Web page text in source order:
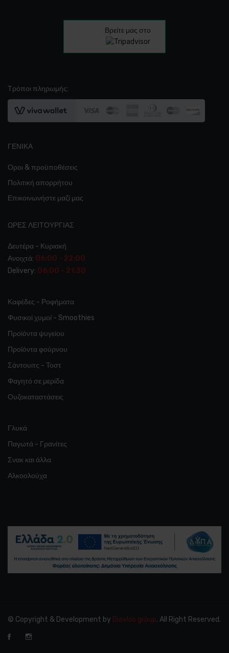
Βρείτε μας στο
Τρόποι πληρωμής:
ΓΕΝΙΚΆ
Οροι & προϋποθέσεις
Πολιτική απορρήτου
Επικοινωνήστε μαζί μας
ΩΡΕΣ ΛΕΙΤΟΥΡΓΊΑΣ
Δευτέρα - Κυριακή
Ανοιχτά: 06:00 - 22:00
Delivery: 06:00 - 21:30
Καφέδες - Ροφήματα
Φυσικοί χυμοί - Smoothies
Προϊόντα ψυγείου
Προϊόντα φούρνου
Σάντουιτς - Τοστ
Φαγητό σε μερίδα
Ουζοκαταστάσεις
Γλυκά
Παγωτά - Γρανίτες
Σνακ και άλλα
Αλκοολούχα
© Copyright & Development by Diavlos group. All Right Reserved.